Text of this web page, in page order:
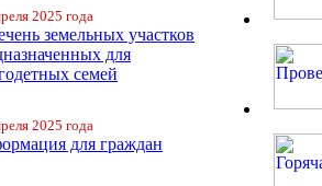
2025 года
земельных участков
для
семей
2025 года
для граждан